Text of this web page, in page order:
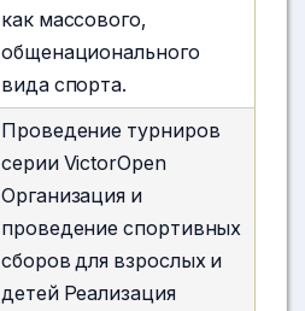
как массового,
общенационального
вида спорта.
Проведение турниров
серии VictorOpen
Организация и
проведение спортивных
сборов для взрослых и
детей Реализация